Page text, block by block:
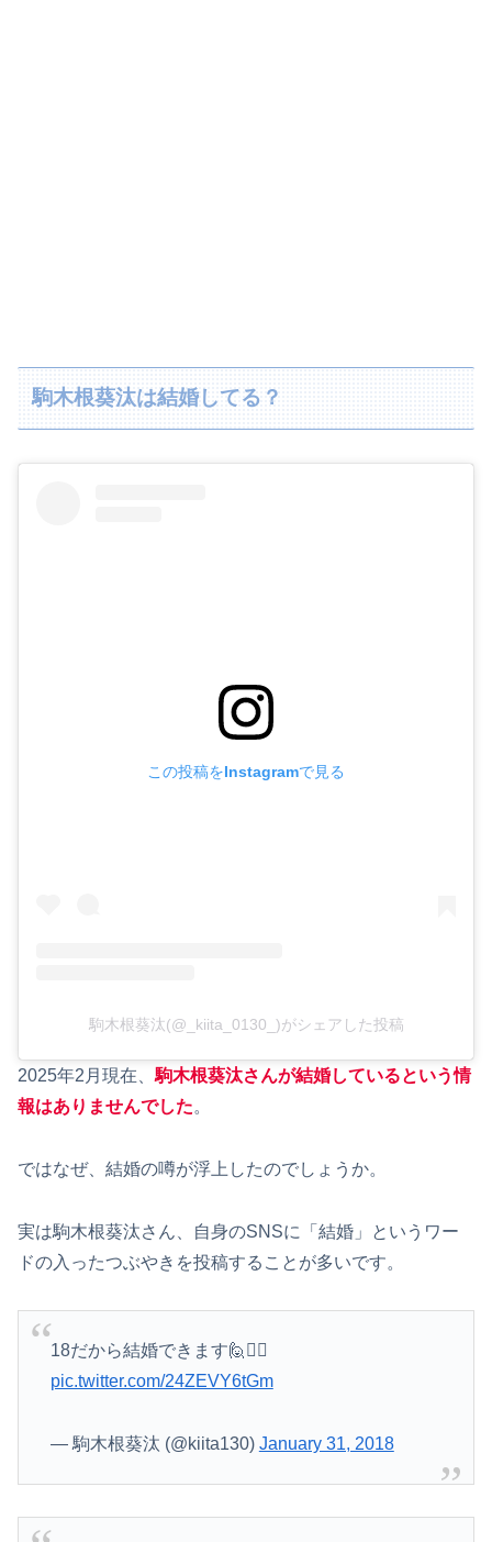
駒木根葵汰は結婚してる？
この投稿をInstagramで見る
駒木根葵汰(@_kiita_0130_)がシェアした投稿
2025年2月現在、駒木根葵汰さんが結婚しているという情
報はありませんでした。
ではなぜ、結婚の噂が浮上したのでしょうか。
実は駒木根葵汰さん、自身のSNSに「結婚」というワー
ドの入ったつぶやきを投稿することが多いです。
18だから結婚できます🙋🙋‍♂️
pic.twitter.com/24ZEVY6tGm
— 駒木根葵汰 (@kiita130) January 31, 2018